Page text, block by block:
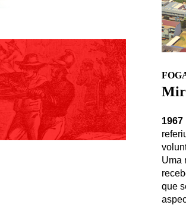
1967
Uma
que